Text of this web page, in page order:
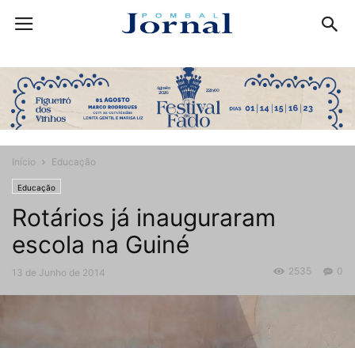
Início Educação
Educação
Rotários já inauguraram
escola na Guiné
13 de Junho de 2014 0
2535